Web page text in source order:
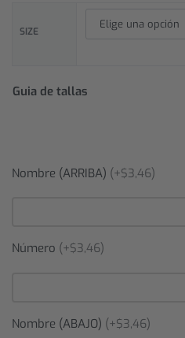
SIZE
Guia de tallas
Nombre (ARRIBA) (+$3,46)
Número (+$3,46)
Nombre (ABAJO) (+$3,46)